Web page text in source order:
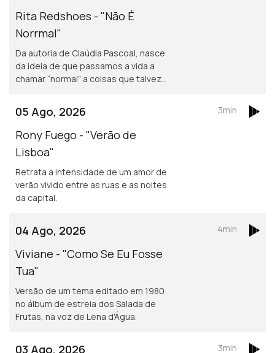
Rita Redshoes - "Não É
Norrmal"
Da autoria de Claúdia Pascoal, nasce
da ideia de que passamos a vida a
chamar “normal” a coisas que talvez
05 Ago, 2026
Rony Fuego - "Verão de
Lisboa"
Retrata a intensidade de um amor de
verão vivido entre as ruas e as noites
da capital.
3min
04 Ago, 2026
Viviane - "Como Se Eu Fosse
Tua"
Versão de um tema editado em 1980
no álbum de estreia dos Salada de
Frutas, na voz de Lena d'Água.
4min
03 Ago, 2026 3min